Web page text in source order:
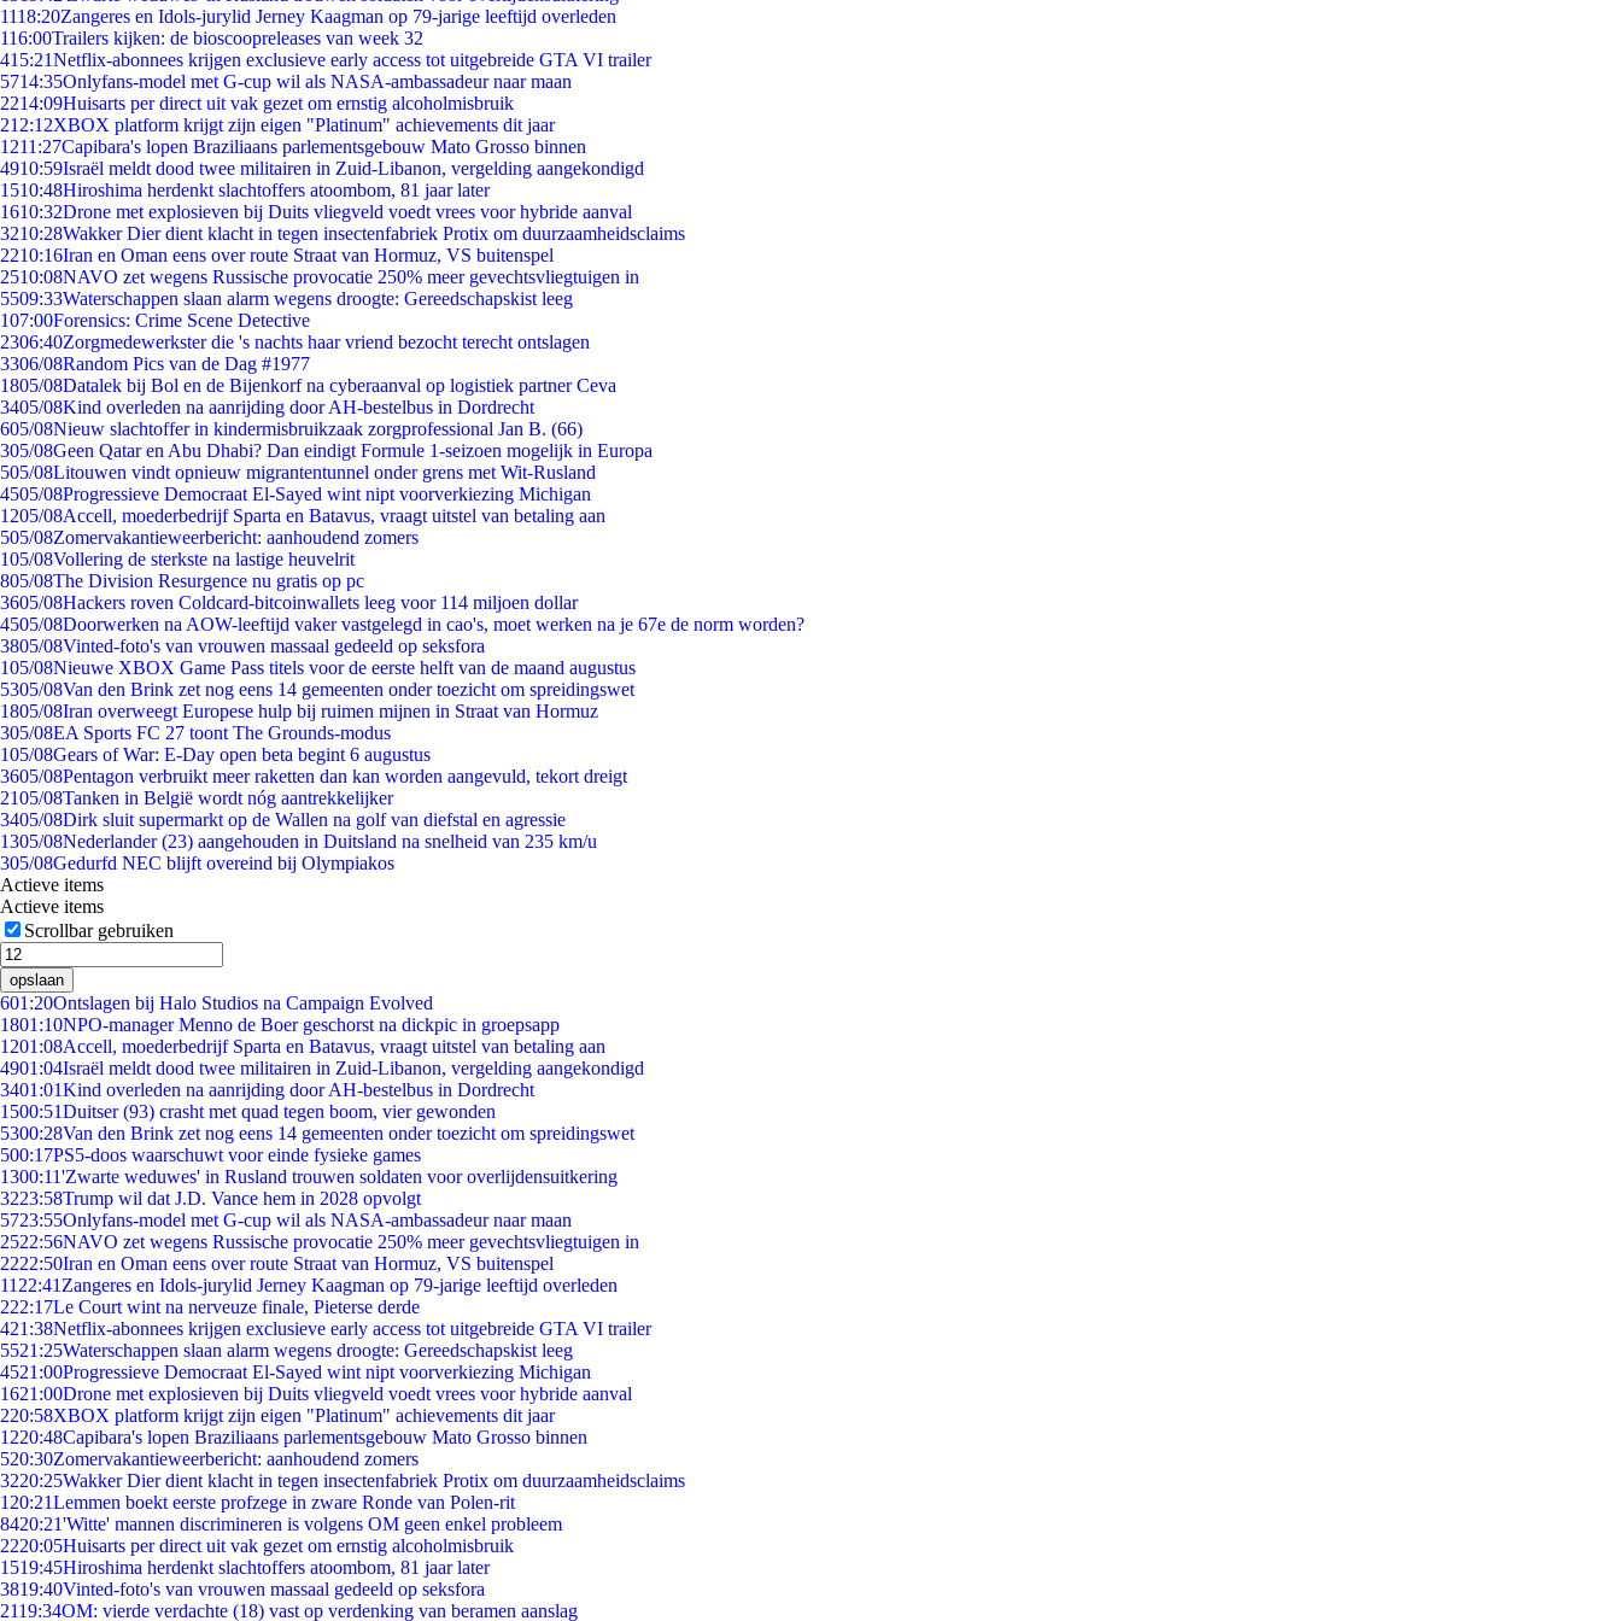
1118:20Zangeres en Idols-jurylid Jerney Kaagman op 79-jarige leeftijd overleden
116:00Trailers kijken: de bioscoopreleases van week 32
415:21Netflix-abonnees krijgen exclusieve early access tot uitgebreide GTA VI trailer
5714:35Onlyfans-model met G-cup wil als NASA-ambassadeur naar maan
2214:09Huisarts per direct uit vak gezet om ernstig alcoholmisbruik
212:12XBOX platform krijgt zijn eigen "Platinum" achievements dit jaar
1211:27Capibara's lopen Braziliaans parlementsgebouw Mato Grosso binnen
4910:59Israël meldt dood twee militairen in Zuid-Libanon, vergelding aangekondigd
1510:48Hiroshima herdenkt slachtoffers atoombom, 81 jaar later
1610:32Drone met explosieven bij Duits vliegveld voedt vrees voor hybride aanval
3210:28Wakker Dier dient klacht in tegen insectenfabriek Protix om duurzaamheidsclaims
2210:16Iran en Oman eens over route Straat van Hormuz, VS buitenspel
2510:08NAVO zet wegens Russische provocatie 250% meer gevechtsvliegtuigen in
5509:33Waterschappen slaan alarm wegens droogte: Gereedschapskist leeg
107:00Forensics: Crime Scene Detective
2306:40Zorgmedewerkster die 's nachts haar vriend bezocht terecht ontslagen
3306/08Random Pics van de Dag #1977
1805/08Datalek bij Bol en de Bijenkorf na cyberaanval op logistiek partner Ceva
3405/08Kind overleden na aanrijding door AH-bestelbus in Dordrecht
605/08Nieuw slachtoffer in kindermisbruikzaak zorgprofessional Jan B. (66)
305/08Geen Qatar en Abu Dhabi? Dan eindigt Formule 1-seizoen mogelijk in Europa
505/08Litouwen vindt opnieuw migrantentunnel onder grens met Wit-Rusland
4505/08Progressieve Democraat El-Sayed wint nipt voorverkiezing Michigan
1205/08Accell, moederbedrijf Sparta en Batavus, vraagt uitstel van betaling aan
505/08Zomervakantieweerbericht: aanhoudend zomers
105/08Vollering de sterkste na lastige heuvelrit
805/08The Division Resurgence nu gratis op pc
3605/08Hackers roven Coldcard-bitcoinwallets leeg voor 114 miljoen dollar
4505/08Doorwerken na AOW-leeftijd vaker vastgelegd in cao's, moet werken na je 67e de norm worden?
3805/08Vinted-foto's van vrouwen massaal gedeeld op seksfora
105/08Nieuwe XBOX Game Pass titels voor de eerste helft van de maand augustus
5305/08Van den Brink zet nog eens 14 gemeenten onder toezicht om spreidingswet
1805/08Iran overweegt Europese hulp bij ruimen mijnen in Straat van Hormuz
305/08EA Sports FC 27 toont The Grounds-modus
105/08Gears of War: E-Day open beta begint 6 augustus
3605/08Pentagon verbruikt meer raketten dan kan worden aangevuld, tekort dreigt
2105/08Tanken in België wordt nóg aantrekkelijker
3405/08Dirk sluit supermarkt op de Wallen na golf van diefstal en agressie
1305/08Nederlander (23) aangehouden in Duitsland na snelheid van 235 km/u
305/08Gedurfd NEC blijft overeind bij Olympiakos
Actieve items
Actieve items
Scrollbar gebruiken
opslaan
601:20Ontslagen bij Halo Studios na Campaign Evolved
1801:10NPO-manager Menno de Boer geschorst na dickpic in groepsapp
1201:08Accell, moederbedrijf Sparta en Batavus, vraagt uitstel van betaling aan
4901:04Israël meldt dood twee militairen in Zuid-Libanon, vergelding aangekondigd
3401:01Kind overleden na aanrijding door AH-bestelbus in Dordrecht
1500:51Duitser (93) crasht met quad tegen boom, vier gewonden
5300:28Van den Brink zet nog eens 14 gemeenten onder toezicht om spreidingswet
500:17PS5-doos waarschuwt voor einde fysieke games
1300:11'Zwarte weduwes' in Rusland trouwen soldaten voor overlijdensuitkering
3223:58Trump wil dat J.D. Vance hem in 2028 opvolgt
5723:55Onlyfans-model met G-cup wil als NASA-ambassadeur naar maan
2522:56NAVO zet wegens Russische provocatie 250% meer gevechtsvliegtuigen in
2222:50Iran en Oman eens over route Straat van Hormuz, VS buitenspel
11 22:41 Zangeres en Idols-jurylid Jerney Kaagman op 79-jarige leeftijd overleden
222:17Le Court wint na nerveuze finale, Pieterse derde
421:38Netflix-abonnees krijgen exclusieve early access tot uitgebreide GTA VI trailer
5521:25Waterschappen slaan alarm wegens droogte: Gereedschapskist leeg
4521:00Progressieve Democraat El-Sayed wint nipt voorverkiezing Michigan
1621:00Drone met explosieven bij Duits vliegveld voedt vrees voor hybride aanval
220:58XBOX platform krijgt zijn eigen "Platinum" achievements dit jaar
1220:48Capibara's lopen Braziliaans parlementsgebouw Mato Grosso binnen
520:30Zomervakantieweerbericht: aanhoudend zomers
3220:25Wakker Dier dient klacht in tegen insectenfabriek Protix om duurzaamheidsclaims
1 20:21Lemmen boekt eerste profzege in zware Ronde van Polen-rit
8420:21'Witte' mannen discrimineren is volgens OM geen enkel probleem
2220:05Huisarts per direct uit vak gezet om ernstig alcoholmisbruik
1519:45Hiroshima herdenkt slachtoffers atoombom, 81 jaar later
3819:40Vinted-foto's van vrouwen massaal gedeeld op seksfora
2119:34OM: vierde verdachte (18) vast op verdenking van beramen aanslag